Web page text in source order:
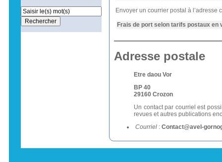
Envoyer un courrier postal à
Frais de port selon tarifs postaux en
Adresse postale
Etre daou Vor
BP 40
29160 Crozon
Un contact par courriel est
revues et autres publications
Courriel : Contact@avel-